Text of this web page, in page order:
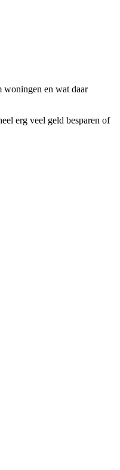
woningen en wat daar
erg veel geld besparen of